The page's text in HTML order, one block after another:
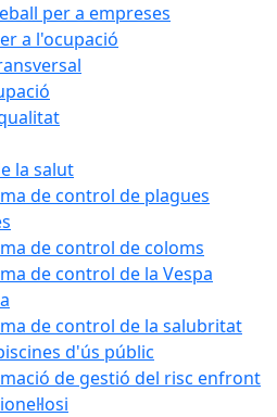
per a empreses
a l'ocupació
la salut
de control de plagues
de control de coloms
de control de la Vespa
de control de la salubritat
d'ús públic
de gestió del risc enfront